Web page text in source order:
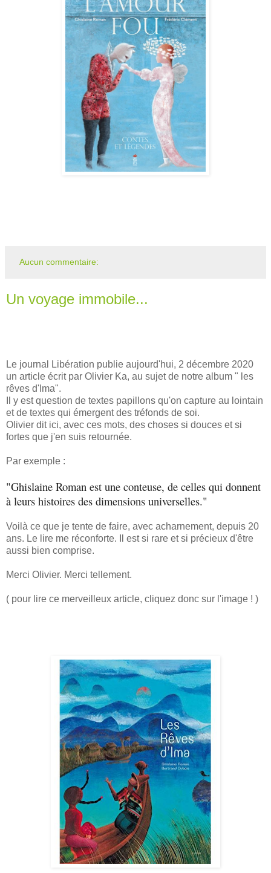
Aucun commentaire:
Un voyage immobile...
Le journal Libération publie aujourd'hui, 2 décembre 2020
un article écrit par Olivier Ka, au sujet de notre album " les
rêves d'Ima".
Il y est question de textes papillons qu'on capture au lointain
et de textes qui émergent des tréfonds de soi.
Olivier dit ici, avec ces mots, des choses si douces et si
fortes que j'en suis retournée.
Par exemple :
"Ghislaine Roman est une conteuse, de celles qui donnent
à leurs histoires des dimensions universelles."
Voilà ce que je tente de faire, avec acharnement, depuis 20
ans. Le lire me réconforte. Il est si rare et si précieux d'être
aussi bien comprise.
Merci Olivier. Merci tellement.
( pour lire ce merveilleux article, cliquez donc sur l'image ! )